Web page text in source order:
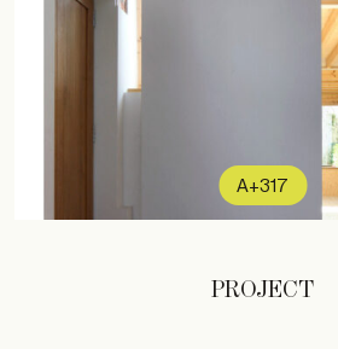
A+317
PROJECT